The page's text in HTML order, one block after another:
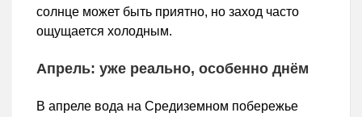
солнце может быть приятно, но заход часто
ощущается холодным.
Апрель: уже реально, особенно днём
В апреле вода на Средиземном побережье